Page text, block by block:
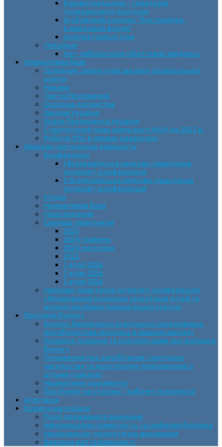
Кіровоградщина – територія
толерантного простору
ІII обласний конкурс “Буктрейлер.
Книжковий форум”
Інтелектуальні ігри
Локальні
Арт-лабораторія «Життєвих завдань»
Нормативна база
Довідник директора закладу позашкільної
освіти
Накази
Листи/Положення
Охорона дитинства
Закони України
Укази Президента України
Стратегічний план діяльності МОН до 2027 р.
Робота ЗПО в умовах карантину
Науково-методична діяльність
Конференції
І Всеукраїнська науково-практична
інтернет-конференція
ІІ Всеукраїнська науково-практична
інтернет-конференція
Угоди
Нормативна база
Наші видання
Семінар-практикум
2023
2024 травень
2024 листопад
2025
1 етап 2026
2 етап 2026
3 етап 2026
Науково-практична інтернет-конференція
«Формування ціннісних орієнтирів дітей та
молоді засобами позашкільної освіти»
Протидія булінгу
Кодекс безпечного освітнього середовища.
Антибулінгова політика в нашому закладі
Порядок подання та розгляду заяв про випадки
булінгу
Положення про запобігання і протидію
насильству та жорстокому поводженню з
дітьми у закладі
Нормативні документи
Про булінг на сторінці “Кабінет психолога”
Атестація
Корисні матеріали
Події державного значення
Інформаційна грамотність та цифрова безпека
Національно-патріотичне виховання
Безпека життєдіяльності